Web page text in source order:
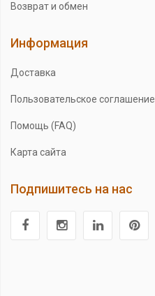
Возврат и обмен
Информация
Доставка
Пользовательское соглашение
Помощь (FAQ)
Карта сайта
Подпишитесь на нас